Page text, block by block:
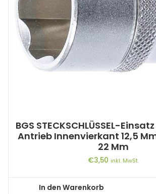
BGS STECKSCHLÜSSEL-
Antrieb Innenvierkant 12,5
22 Mm
€3,50 inkl. MwSt.
In den Warenkorb